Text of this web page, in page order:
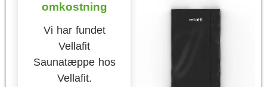
omkostning
Vi har fundet
Vellafit
Saunatæppe hos
Vellafit.